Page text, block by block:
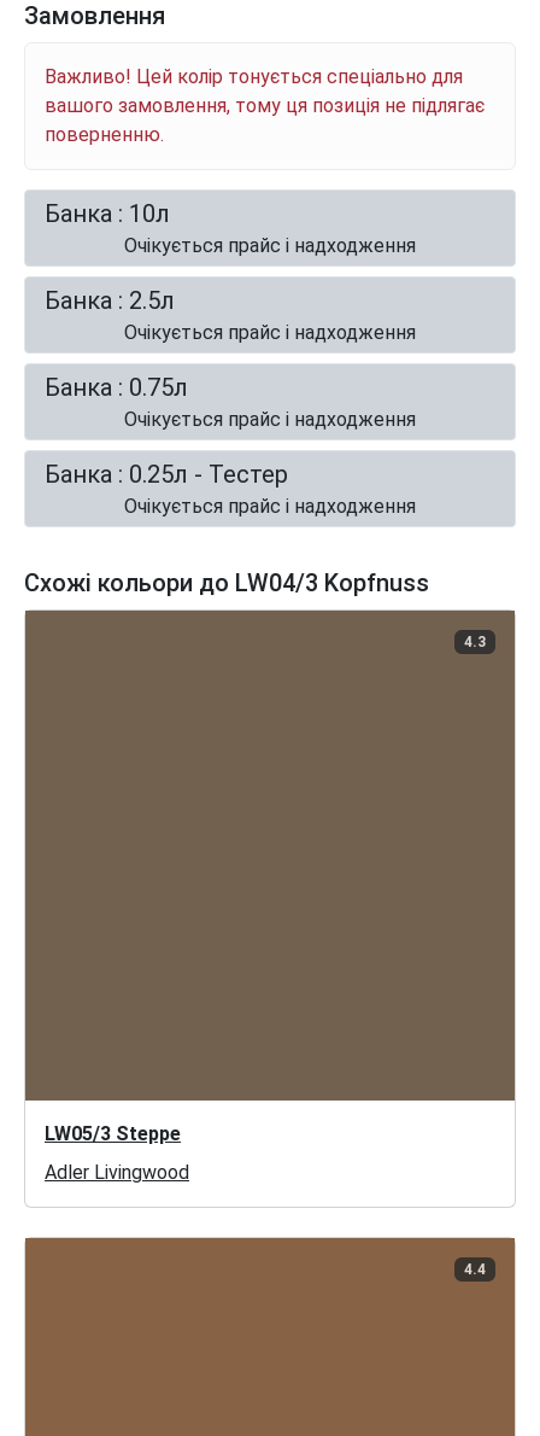
Замовлення
Важливо! Цей колір тонується спеціально для
вашого замовлення, тому ця позиція не підлягає
поверненню.
Банка : 10л
Очікується прайс і надходження
Банка : 2.5л
Очікується прайс і надходження
Банка : 0.75л
Очікується прайс і надходження
Банка : 0.25л - Тестер
Очікується прайс і надходження
Схожі кольори до LW04/3 Kopfnuss
4.3
LW05/3 Steppe
Adler Livingwood
4.4